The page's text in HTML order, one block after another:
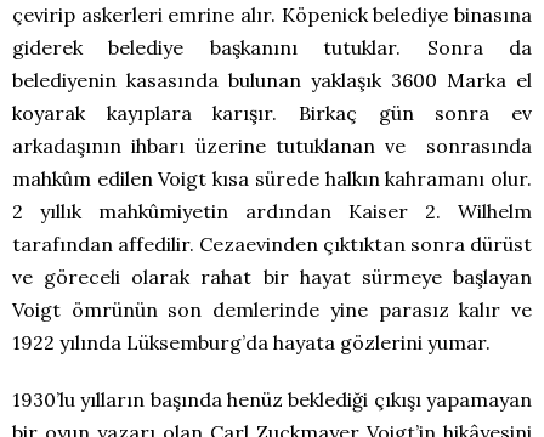
çevirip askerleri emrine alır. Köpenick belediye binasına
giderek belediye başkanını tutuklar. Sonra da
belediyenin kasasında bulunan yaklaşık 3600 Marka el
koyarak kayıplara karışır. Birkaç gün sonra ev
arkadaşının ihbarı üzerine tutuklanan ve sonrasında
mahkûm edilen Voigt kısa sürede halkın kahramanı olur.
2 yıllık mahkûmiyetin ardından Kaiser 2. Wilhelm
tarafından affedilir. Cezaevinden çıktıktan sonra dürüst
ve göreceli olarak rahat bir hayat sürmeye başlayan
Voigt ömrünün son demlerinde yine parasız kalır ve
1922 yılında Lüksemburg’da hayata gözlerini yumar.
1930’lu yılların başında henüz beklediği çıkışı yapamayan
bir oyun yazarı olan Carl Zuckmayer Voigt’in hikâyesini